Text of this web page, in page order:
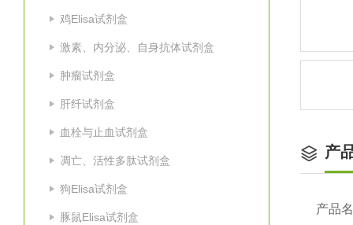
鸡Elisa试剂盒
激素、内分泌、自身抗体试剂盒
肿瘤试剂盒
肝纤试剂盒
血栓与止血试剂盒
凋亡、活性多肽试剂盒
狗Elisa试剂盒
豚鼠Elisa试剂盒
产
产品